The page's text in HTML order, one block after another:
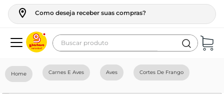
Como deseja receber suas compras?
Buscar produto
Carnes E Aves Aves Cortes De Frango
geladeira